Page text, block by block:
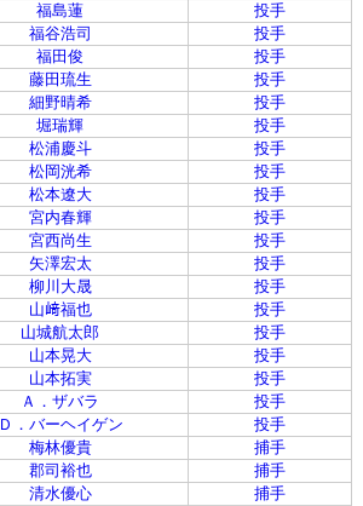
福島蓮
投手
福谷浩司
投手
福田俊
投手
藤田琉生
投手
細野晴希
投手
堀瑞輝
投手
松浦慶斗
投手
松岡洸希
投手
松本遼大
投手
宮内春輝
投手
宮西尚生
投手
矢澤宏太
投手
柳川大晟
投手
山﨑福也
投手
山城航太郎
投手
山本晃大
投手
山本拓実
投手
Ａ．ザバラ
投手
Ｄ．バーヘイゲン
投手
梅林優貴
捕手
郡司裕也
捕手
清水優心
捕手